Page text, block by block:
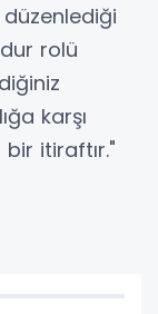
rolü
karşı
bir itiraftır."